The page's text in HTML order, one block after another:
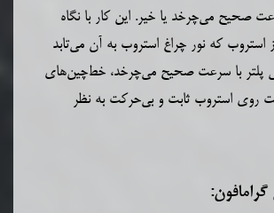
صحیح می‌چرخد یا خیر. این کار با نگاه
استروب که نور چراغ استروب به آن می‌تابد
پلتر با سرعت صحیح می‌چرخد، خط‌چین‌های
روی استروب ثابت و بی‌حرکت به نظر
گرامافون: